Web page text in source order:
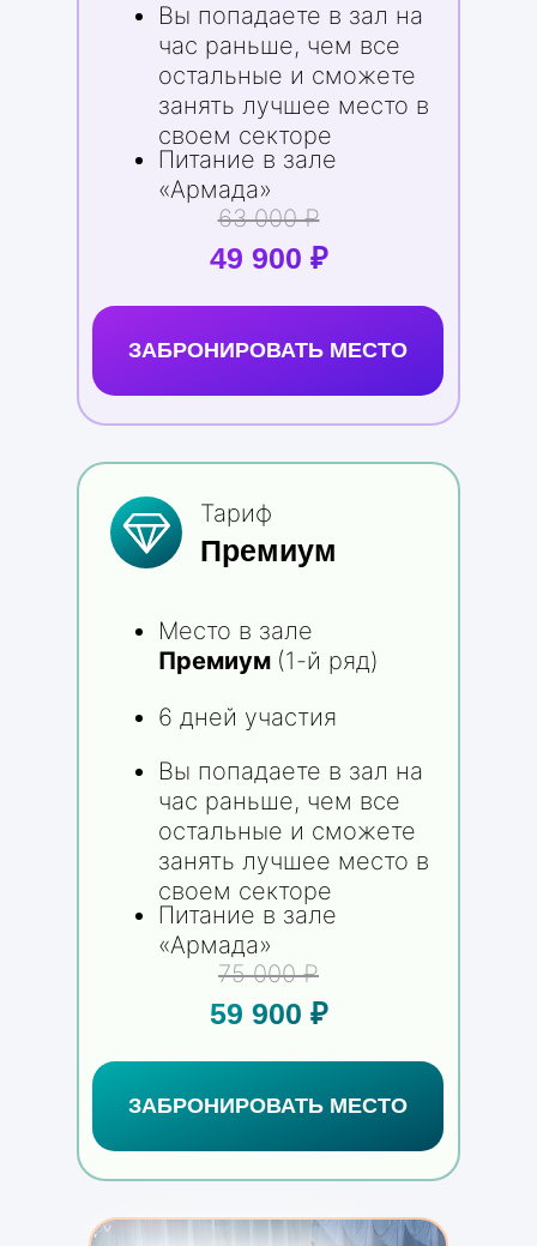
49 900 ₽
Вы попадаете в зал на
час раньше, чем все
остальные и сможете
занять лучшее место в
своем секторе
Питание в зале
«Армада»
63 000 ₽
ЗАБРОНИРОВАТЬ МЕСТО
Премиум
59 900 ₽
Тариф
Место в зале
Премиум (1-й ряд)
6 дней участия
Вы попадаете в зал на
час раньше, чем все
остальные и сможете
занять лучшее место в
своем секторе
Питание в зале
«Армада»
75 000 ₽
ЗАБРОНИРОВАТЬ МЕСТО